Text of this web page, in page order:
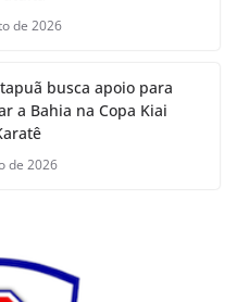
de 2026
busca apoio para
a Bahia na Copa Kiai
de 2026